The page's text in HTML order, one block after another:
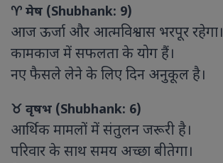
♈ मेष (Shubhank: 9)
आज ऊर्जा और आत्मविश्वास भरपूर रहेगा।
कामकाज में सफलता के योग हैं।
नए फैसले लेने के लिए दिन अनुकूल है।
♉ वृषभ (Shubhank: 6)
आर्थिक मामलों में संतुलन जरूरी है।
परिवार के साथ समय अच्छा बीतेगा।